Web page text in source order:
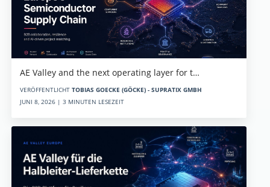
AE Valley and the next operating layer for t…
VERÖFFENTLICHT TOBIAS GOECKE (GÖCKE) - SUPRATIX GMBH
JUNI 8, 2026 | 3 MINUTEN LESEZEIT